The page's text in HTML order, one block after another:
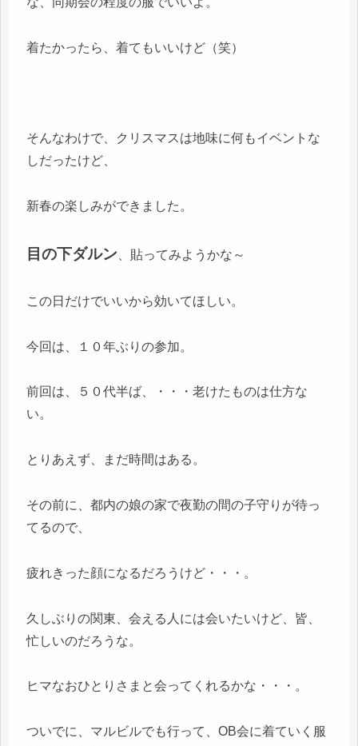
着たかったら、着てもいいけど（笑）
そんなわけで、クリスマスは地味に何もイベントな
しだったけど、
新春の楽しみができました。
目の下ダルン 、貼ってみようかな～
この日だけでいいから効いてほしい。
今回は、１０年ぶりの参加。
前回は、５０代半ば、・・・老けたものは仕方な
い。
とりあえず、まだ時間はある。
その前に、都内の娘の家で夜勤の間の子守りが待っ
てるので、
疲れきった顔になるだろうけど・・・。
久しぶりの関東、会える人には会いたいけど、皆、
忙しいのだろうな。
ヒマなおひとりさまと会ってくれるかな・・・。
ついでに、マルビルでも行って、OB会に着ていく服